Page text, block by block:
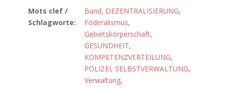
Mots clef /
Schlagworte:
Bund, DEZENTRALISIERUNG,
Föderalismus,
Gebietskörperschaft,
GESUNDHEIT,
KOMPETENZVERTEILUNG,
POLIZEI, SELBSTVERWALTUNG,
Verwaltung,